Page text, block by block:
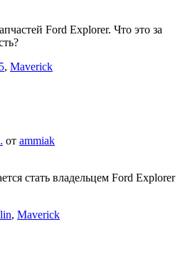
Ford Explorer. Что это за
, Maverick
от ammiak
стать владельцем Ford Explorer
, Maverick